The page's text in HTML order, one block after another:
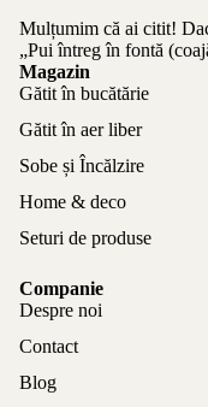
Mulțumim că ai citit!
„Pui întreg în fontă
Magazin
Gătit în bucătărie
Gătit în aer liber
Sobe și Încălzire
Home & deco
Seturi de produse
Companie
Despre noi
Contact
Blog